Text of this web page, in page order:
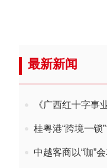
最新新闻
《广西红十字
桂粤港“跨境一锁
中越客商以“咖”